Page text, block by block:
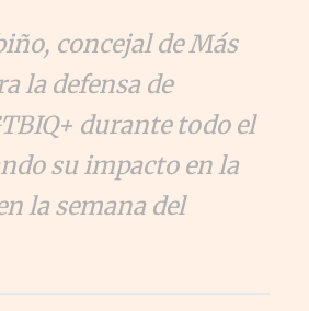
concejal de Más
la defensa de
durante todo el
su impacto en la
la semana del